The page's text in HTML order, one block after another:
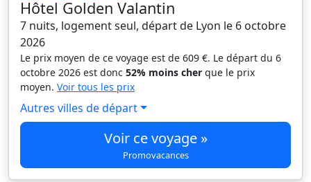
Hôtel Golden Valantin
7 nuits, logement seul, départ de Lyon le 6 octobre
2026
Le prix moyen de ce voyage est de 609 €. Le départ du 6
octobre 2026 est donc 52% moins cher que le prix
moyen. Voir tous les prix
Autres villes de départ
Voir ce voyage »
Promovacances